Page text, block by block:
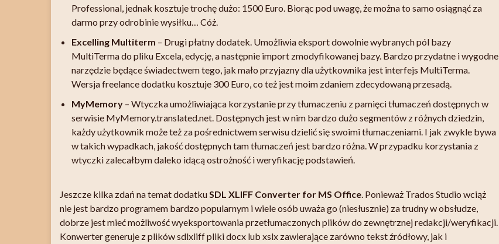
Professional, jednak kosztuje trochę dużo: 1500 Euro. Biorąc pod uwagę, że można to samo osiągnąć za
darmo przy odrobinie wysiłku… Cóż.
Excelling Multiterm – Drugi płatny dodatek. Umożliwia eksport dowolnie wybranych pól bazy
MultiTerma do pliku Excela, edycję, a następnie import zmodyfikowanej bazy. Bardzo przydatne i wygodne
narzędzie będące świadectwem tego, jak mało przyjazny dla użytkownika jest interfejs MultiTerma.
Wersja freelance dodatku kosztuje 300 Euro, co też jest moim zdaniem zdecydowaną przesadą.
MyMemory – Wtyczka umożliwiająca korzystanie przy tłumaczeniu z pamięci tłumaczeń dostępnych w
serwisie MyMemory.translated.net. Dostępnych jest w nim bardzo dużo segmentów z różnych dziedzin,
każdy użytkownik może też za pośrednictwem serwisu dzielić się swoimi tłumaczeniami. I jak zwykle bywa
w takich wypadkach, jakość dostępnych tam tłumaczeń jest bardzo różna. W przypadku korzystania z
wtyczki zalecałbym daleko idącą ostrożność i weryfikację podstawień.
Jeszcze kilka zdań na temat dodatkuSDL XLIFF Converter for MS Office. Ponieważ Trados Studio wciąż
nie jest bardzo programem bardzo popularnym i wiele osób uważa go (niesłusznie) za trudny w obsłudze,
dobrze jest mieć możliwość wyeksportowania przetłumaczonych plików do zewnętrznej redakcji/weryfikacji.
Konwerter generuje z plików sdlxliff pliki docx lub xslx zawierające zarówno tekst źródłowy, jak i